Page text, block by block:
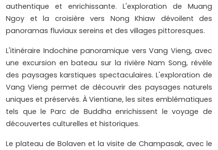
authentique et enrichissante. L'exploration de Muang
Ngoy et la croisière vers Nong Khiaw dévoilent des
panoramas fluviaux sereins et des villages pittoresques.
L'itinéraire Indochine panoramique vers Vang Vieng, avec
une excursion en bateau sur la rivière Nam Song, révèle
des paysages karstiques spectaculaires. L'exploration de
Vang Vieng permet de découvrir des paysages naturels
uniques et préservés. À Vientiane, les sites emblématiques
tels que le Parc de Buddha enrichissent le voyage de
découvertes culturelles et historiques.
Le plateau de Bolaven et la visite de Champasak, avec le